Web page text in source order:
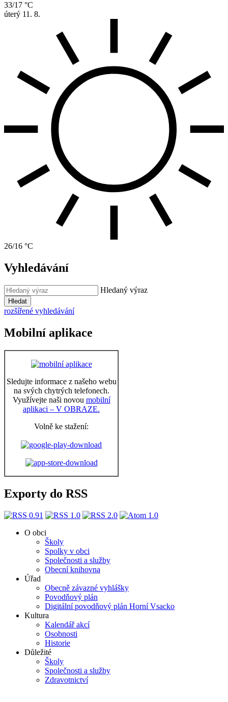
33/17 °C
úterý 11. 8.
26/16 °C
Vyhledávání
Hledaný výraz
Hledat
rozšířené vyhledávání
Mobilní aplikace
Sledujte informace z našeho webu
na svých chytrých telefonech.
Využívejte naši novou mobilní
aplikaci – V OBRAZE.
Volně ke stažení:
Exporty do RSS
O obci
Školy
Spolky v obci
Společnosti a služby
Obecní knihovna
Úřad
Obecně závazné vyhlášky
Povodňový plán
Digitální povodňový plán Horní Vsacko
Kultura
Kalendář akcí
Osobnosti
Historie
Důležité
Školy
Společnosti a služby
Zdravotnictví